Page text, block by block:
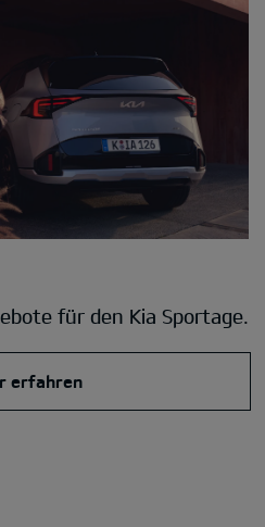
für den Kia Sportage.
erfahren